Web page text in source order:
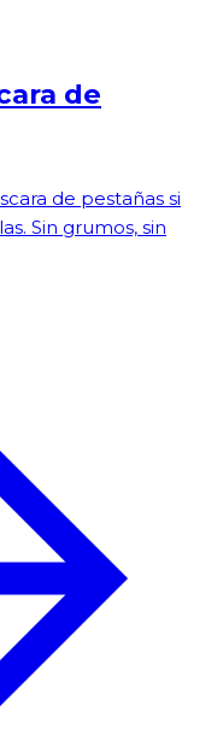
de
de pestañas si
Sin grumos, sin